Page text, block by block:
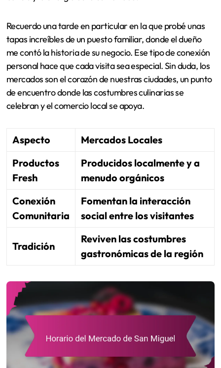
Recuerdo una tarde en particular en la que probé unas
tapas increíbles de un puesto familiar, donde el dueño
me contó la historia de su negocio. Ese tipo de conexión
personal hace que cada visita sea especial. Sin duda, los
mercados son el corazón de nuestras ciudades, un punto
de encuentro donde las costumbres culinarias se
celebran y el comercio local se apoya.
Aspecto
Mercados Locales
Productos
Fresh
Producidos localmente y a
menudo orgánicos
Conexión
Comunitaria
Fomentan la interacción
social entre los visitantes
Tradición
Reviven las costumbres
gastronómicas de la región